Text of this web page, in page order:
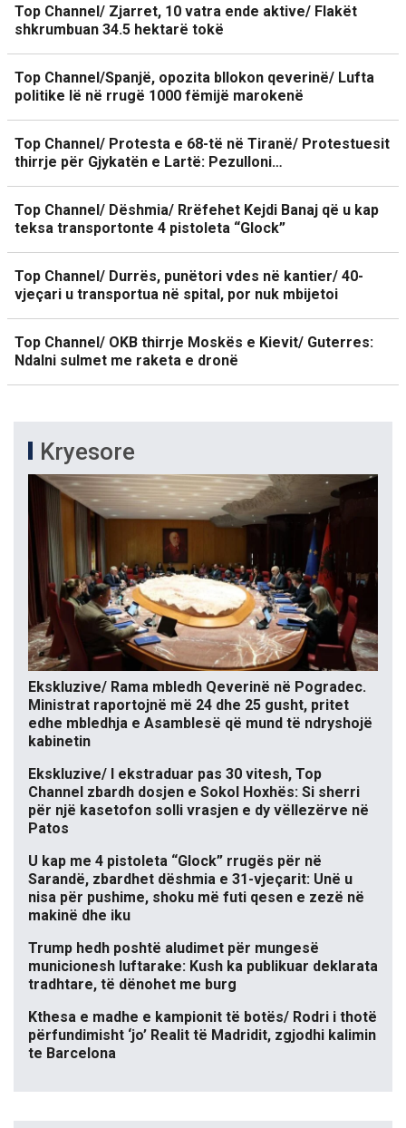
Top Channel/ Zjarret, 10 vatra ende aktive/ Flakët
shkrumbuan 34.5 hektarë tokë
Top Channel/Spanjë, opozita bllokon qeverinë/ Lufta
politike lë në rrugë 1000 fëmijë marokenë
Top Channel/ Protesta e 68-të në Tiranë/ Protestuesit
thirrje për Gjykatën e Lartë: Pezulloni…
Top Channel/ Dëshmia/ Rrëfehet Kejdi Banaj që u kap
teksa transportonte 4 pistoleta “Glock”
Top Channel/ Durrës, punëtori vdes në kantier/ 40-
vjeçari u transportua në spital, por nuk mbijetoi
Top Channel/ OKB thirrje Moskës e Kievit/ Guterres:
Ndalni sulmet me raketa e dronë
Kryesore
Ekskluzive/ Rama mbledh Qeverinë në Pogradec.
Ministrat raportojnë më 24 dhe 25 gusht, pritet
edhe mbledhja e Asamblesë që mund të ndryshojë
kabinetin
Ekskluzive/ I ekstraduar pas 30 vitesh, Top
Channel zbardh dosjen e Sokol Hoxhës: Si sherri
për një kasetofon solli vrasjen e dy vëllezërve në
Patos
U kap me 4 pistoleta “Glock” rrugës për në
Sarandë, zbardhet dëshmia e 31-vjeçarit: Unë u
nisa për pushime, shoku më futi qesen e zezë në
makinë dhe iku
Trump hedh poshtë aludimet për mungesë
municionesh luftarake: Kush ka publikuar deklarata
tradhtare, të dënohet me burg
Kthesa e madhe e kampionit të botës/ Rodri i thotë
përfundimisht ‘jo’ Realit të Madridit, zgjodhi kalimin
te Barcelona